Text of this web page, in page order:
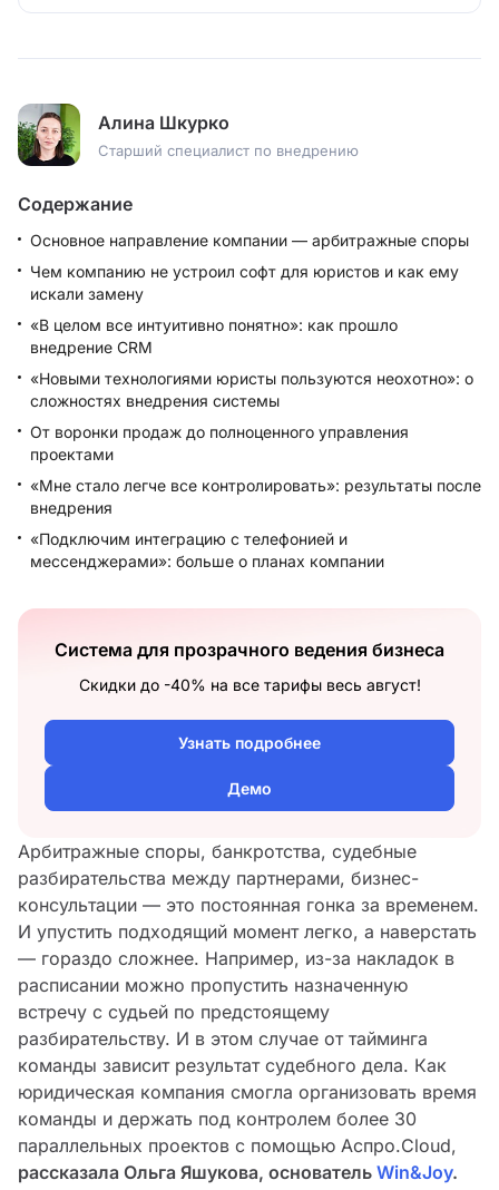
Арбитражные споры, банкротства, судебные
разбирательства между партнерами, бизнес-
консультации — это постоянная гонка за временем.
И упустить подходящий момент легко, а наверстать
— гораздо сложнее. Например, из-за накладок в
расписании можно пропустить назначенную
встречу с судьей по предстоящему
разбирательству. И в этом случае от тайминга
команды зависит результат судебного дела. Как
юридическая компания смогла организовать время
команды и держать под контролем более 30
параллельных проектов с помощью Аспро.Cloud,
рассказала Ольга Яшукова, основатель Win&Joy.
Алина Шкурко
Старший специалист по внедрению
Содержание
Основное направление компании — арбитражные споры
Чем компанию не устроил софт для юристов и как ему
искали замену
«В целом все интуитивно понятно»: как прошло
внедрение CRM
«Новыми технологиями юристы пользуются неохотно»: о
сложностях внедрения системы
От воронки продаж до полноценного управления
проектами
«Мне стало легче все контролировать»: результаты после
внедрения
«Подключим интеграцию с телефонией и
мессенджерами»: больше о планах компании
Система для прозрачного ведения бизнеса
Скидки до -40% на все тарифы весь август!
Узнать подробнее
Демо